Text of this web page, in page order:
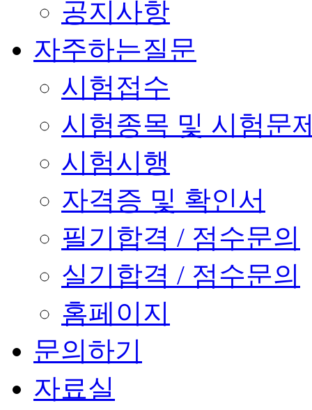
공지사항
자주하는질문
시험접수
시험종목 및 시험문
시험시행
자격증 및 확인서
필기합격 / 점수문의
실기합격 / 점수문의
홈페이지
문의하기
자료실